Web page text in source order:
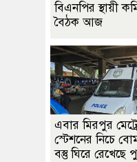
বিএনপির স্থায়ী
বৈঠক আজ
এবার মিরপুর
স্টেশনের নিচে
বস্তু ঘিরে রেখেছে